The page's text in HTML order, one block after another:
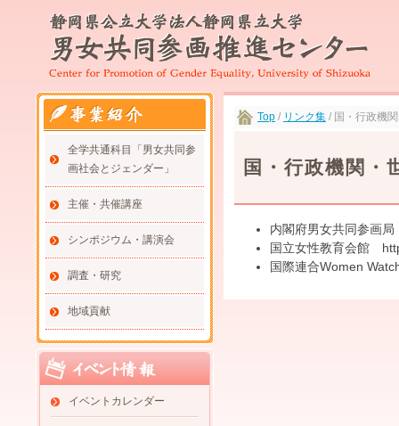
全学共通科目「男女共同参
画社会とジェンダー」
主催・共催講座
シンポジウム・講演会
調査・研究
地域貢献
イベントカレンダー
Top / リンク集 / 国・行政機
国・行政機関・
内閣府男女共同参画
国立女性教育会館
国際連合Women